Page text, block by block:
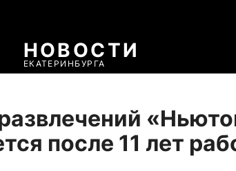
НОВОСТИ
ЕКАТЕРИНБУРГА
после 11 лет